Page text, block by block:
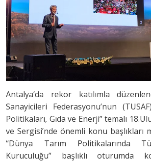
Antalya’da rekor katılımla
Sanayicileri Federasyonu’nun
Politikaları, Gıda ve Enerji” temalı
ve Sergisi’nde önemli konu başlıkları
“Dünya Tarım Politikalarında
Kuruculuğu” başlıklı oturumda